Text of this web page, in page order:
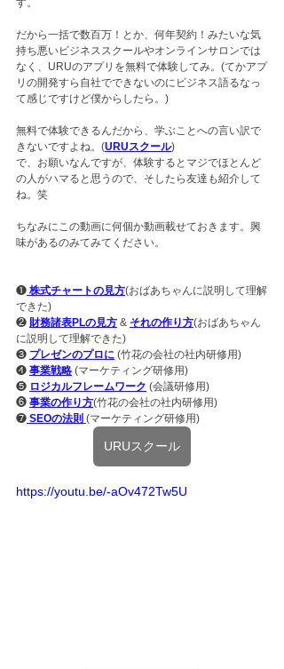
す。
だから一括で数百万！とか、何年契約！みたいな気
持ち悪いビジネススクールやオンラインサロンでは
なく、URUのアプリを無料で体験してみ。(てかアプ
リの開発すら自社でできないのにビジネス語るなっ
て感じですけど僕からしたら。)
無料で体験できるんだから、学ぶことへの言い訳で
きないですよね。(URUスクール)
で、お願いなんですが、体験するとマジでほとんど
の人がハマると思うので、そしたら友達も紹介して
ね。笑
ちなみにこの動画に何個か動画載せておきます。興
味があるのみてみてください。
❶ 株式チャートの見方(おばあちゃんに説明して理解
できた)
❷ 財務諸表PLの見方 & それの作り方(おばあちゃん
に説明して理解できた)
❸ プレゼンのプロに (竹花の会社の社内研修用)
❹ 事業戦略 (マーケティング研修用)
❺ ロジカルフレームワーク (会議研修用)
❻ 事業の作り方(竹花の会社の社内研修用)
❼ SEOの法則 (マーケティング研修用)
URUスクール
https://youtu.be/-aOv472Tw5U